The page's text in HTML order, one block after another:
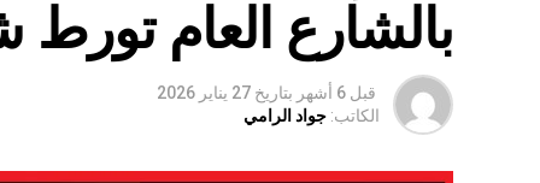
بالشارع العام
قبل 6 أشهر بتاريخ 27 يناير 2026
الكاتب: جواد الرامي